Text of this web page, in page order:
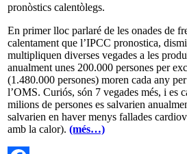
pronòstics calentòlegs.
En primer lloc parlaré de les onades de
calentament que l’IPCC pronostica,
multipliquen diverses vegades a les
anualment unes 200.000 persones per
(1.480.000 persones) moren cada any
l’OMS. Curiós, són 7 vegades més, i es
milions de persones es salvarien
salvarien en haver menys fallades
amb la calor). (més…)